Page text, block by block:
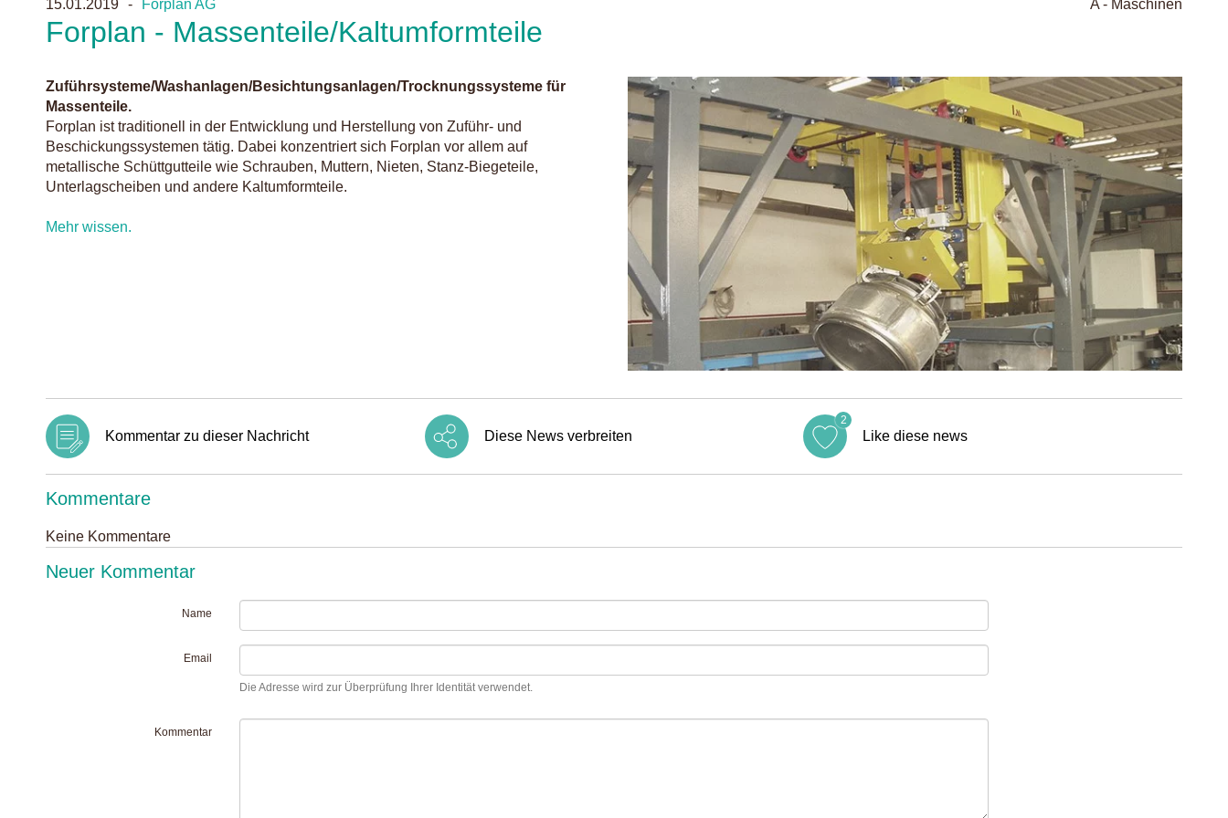
15.01.2019 Forplan AG A - Maschinen
Forplan - Massenteile/Kaltumformteile
Zuführsysteme/Washanlagen/Besichtungsanlagen/Trocknungssysteme für
Massenteile.
Forplan ist traditionell in der Entwicklung und Herstellung von Zuführ- und
Beschickungssystemen tätig. Dabei konzentriert sich Forplan vor allem auf
metallische Schüttgutteile wie Schrauben, Muttern, Nieten, Stanz-Biegeteile,
Unterlagscheiben und andere Kaltumformteile.
Mehr wissen.
Kommentar zu dieser Nachricht Diese News verbreiten Like diese news
2
Kommentare
Keine Kommentare
Neuer Kommentar
Name
Email
Die Adresse wird zur Überprüfung Ihrer Identität verwendet.
Kommentar